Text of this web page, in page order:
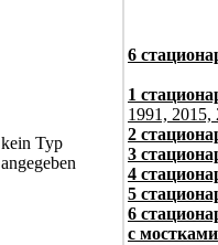
kein Typ
angegeben
6
1
1991, 2015,
2
3
4
5
6
с мостками